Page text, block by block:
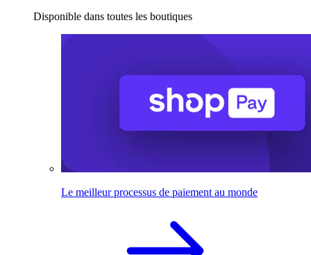
Disponible dans toutes les boutiques
Le meilleur processus de paiement au monde